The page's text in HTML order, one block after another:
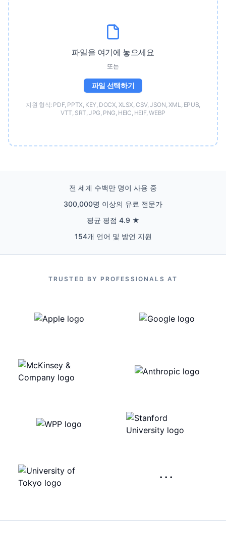
파일을 여기에 놓으세요
또는
파일 선택하기
지원 형식: PDF, PPTX, KEY, DOCX, XLSX, CSV, JSON, XML, EPUB,
VTT, SRT, JPG, PNG, HEIC, HEIF, WEBP
전 세계 수백만 명이 사용 중
300,000명 이상의 유료 전문가
평균 평점 4.9 ★
154개 언어 및 방언 지원
TRUSTED BY PROFESSIONALS AT
···